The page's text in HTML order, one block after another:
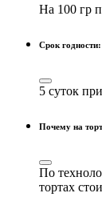
На 100 гр
Срок годности:
5 суток
Почему на
По
тортах